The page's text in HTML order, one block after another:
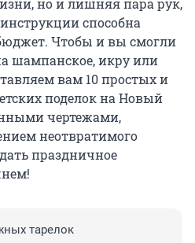
но и лишняя пара рук,
способна
Чтобы и вы смогли
шампанское, икру или
вам 10 простых и
поделок на Новый
чертежами,
неотвратимого
праздничное
тарелок